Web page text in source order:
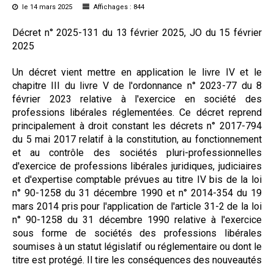
Réponses ministérielles
Conclusions et Rapports
Formez-vous !
le 14 mars 2025
Affichages : 844
Décret n° 2025-131 du 13 février 2025, JO du 15 février
2025
Un décret vient mettre en application le livre IV et le
chapitre III du livre V de l'ordonnance n° 2023-77 du 8
février 2023 relative à l'exercice en société des
professions libérales réglementées. Ce décret reprend
principalement à droit constant les décrets n° 2017-794
du 5 mai 2017 relatif à la constitution, au fonctionnement
et au contrôle des sociétés pluri-professionnelles
d'exercice de professions libérales juridiques, judiciaires
et d'expertise comptable prévues au titre IV bis de la loi
n° 90-1258 du 31 décembre 1990 et n° 2014-354 du 19
mars 2014 pris pour l'application de l'article 31-2 de la loi
n° 90-1258 du 31 décembre 1990 relative à l'exercice
sous forme de sociétés des professions libérales
soumises à un statut législatif ou réglementaire ou dont le
titre est protégé. Il tire les conséquences des nouveautés